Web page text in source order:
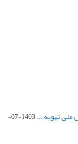
ملی تهویه ...
1403-07-